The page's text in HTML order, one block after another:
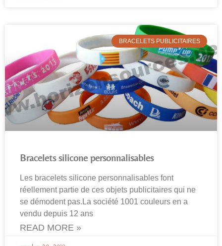
BRACELETS PUBLICITAIRES
Bracelets silicone personnalisables
Les bracelets silicone personnalisables font
réellement partie de ces objets publicitaires qui ne
se démodent pas.La société 1001 couleurs en a
vendu depuis 12 ans
READ MORE »